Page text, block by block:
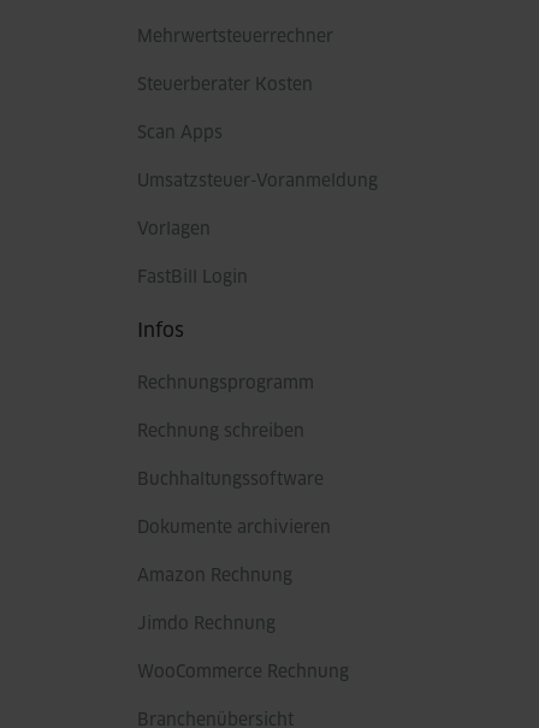
Mehrwertsteuerrechner
Steuerberater Kosten
Scan Apps
Umsatzsteuer-Voranmeldung
Vorlagen
FastBill Login
Infos
Rechnungsprogramm
Rechnung schreiben
Buchhaltungssoftware
Dokumente archivieren
Amazon Rechnung
Jimdo Rechnung
WooCommerce Rechnung
Branchenübersicht